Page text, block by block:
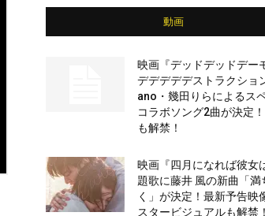
動画
映画『デッドデッドデー
デデデデデストラクショ
ano・幾田りらによるス
コラボソング2曲が決定
も解禁！
映画『四月になれば彼女
題歌に藤井 風の新曲「満
く」が決定！最新予告映
スタービジュアルも解禁！